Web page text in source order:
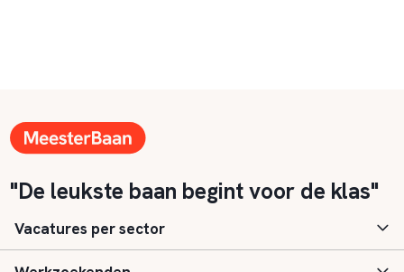
"De leukste baan begint voor de klas"
Vacatures per sector